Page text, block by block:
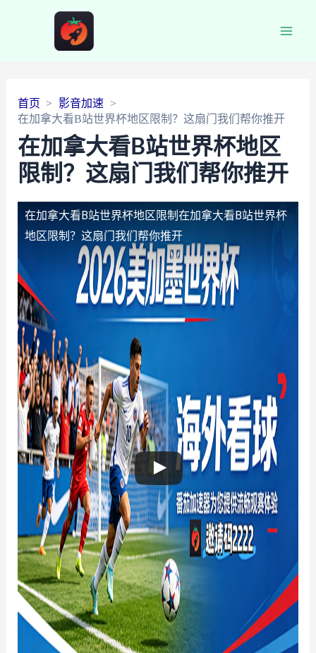
首页
影音加速
在加拿大看B站世界杯地区限制？这扇门我们帮你推开
在加拿大看B站世界杯地区
限制？这扇门我们帮你推开
在加拿大看B站世界杯地区限制 在加拿大看B站世界杯
地区限制？这扇门我们帮你推开